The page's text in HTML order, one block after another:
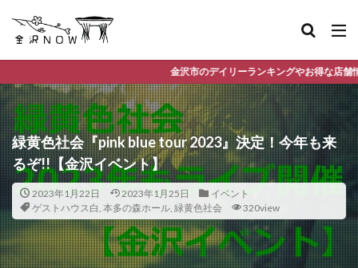
金沢市のデイリーランキングやお得な店舗情報など、公式Lineだけ
緑黄色社会『pink blue tour 2023』決定！今年も来
るぞ!!【金沢イベント】
2023年1月22日 2023年1月25日
イベント
ゲストハウス白, 本多の森ホール, 緑黄色社会 320view